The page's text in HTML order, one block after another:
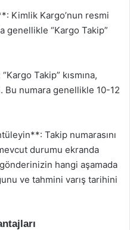
Kimlik Kargo’nun resmi
genellikle “Kargo Takip”
Takip” kısmına,
Bu numara genellikle 10-12
Takip numarasını
durumu ekranda
hangi aşamada
ve tahmini varış tarihini